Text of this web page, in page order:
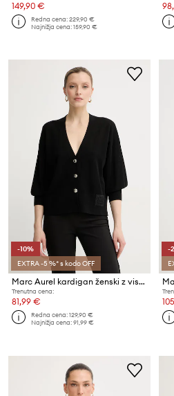
149,90 €
Redna cena:229,90 €
Najnižja cena:159,90 €
-10%
EXTRA -5 %* s kodo OFF
Marc Aurel kardigan ženski z viskozo
Trenutna cena:
81,99 €
Redna cena:129,90 €
Najnižja cena:91,99 €
-